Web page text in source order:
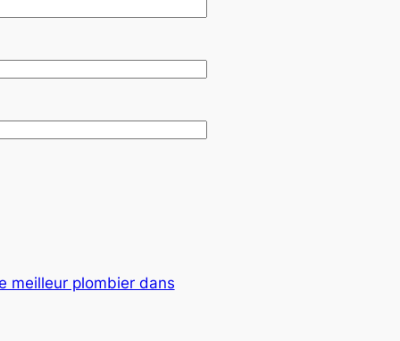
meilleur plombier dans